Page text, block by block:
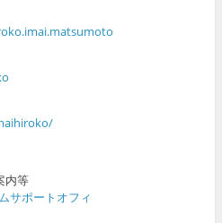
内等
サポートオフィ